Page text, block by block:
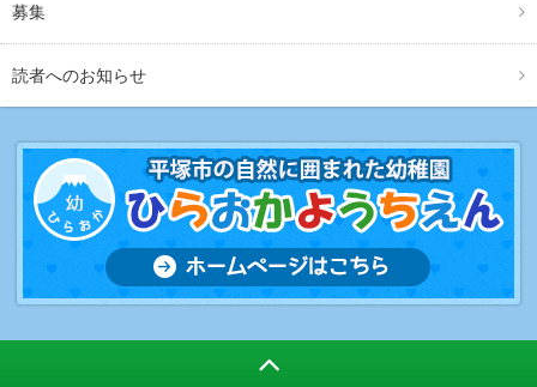
募集
読者へのお知らせ